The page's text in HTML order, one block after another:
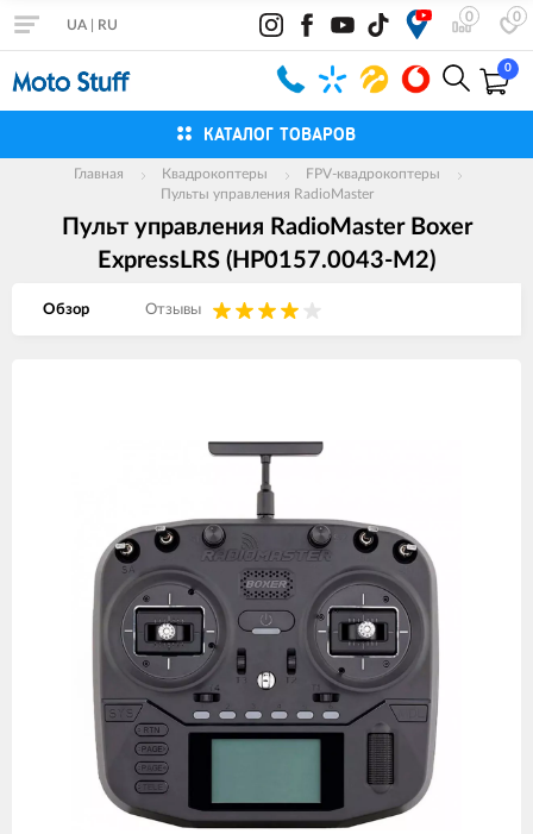
0 0
UA RU
0
КАТАЛОГ ТОВАРОВ
Главная Квадрокоптеры
FPV-квадрокоптеры
Пульты управления RadioMaster
Пульт управления RadioMaster Boxer
ExpressLRS (HP0157.0043-M2)
Обзор Отзывы